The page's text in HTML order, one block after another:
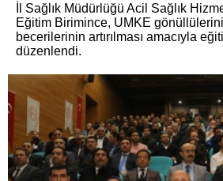
İl Sağlık Müdürlüğü Acil Sağlık
Eğitim Birimince, UMKE
becerilerinin artırılması amacıyla
düzenlendi.